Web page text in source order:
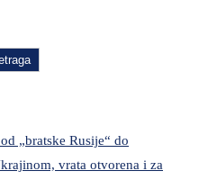
„bratske Rusije“ do
vrata otvorena i za